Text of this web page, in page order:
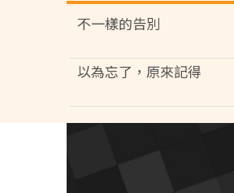
不一樣的告別
以為忘了，原來記得